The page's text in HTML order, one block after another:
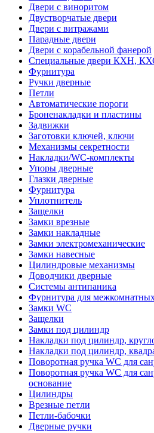
Двери с виноритом
Двустворчатые двери
Двери с витражами
Парадные двери
Двери с корабельной фанерой
Специальные двери КХН,
Фурнитура
Ручки дверные
Петли
Автоматические пороги
Броненакладки и пластины
Задвижки
Заготовки ключей, ключи
Механизмы секретности
Накладки/WC-комплекты
Упоры дверные
Глазки дверные
Фурнитура
Уплотнитель
Защелки
Замки врезные
Замки накладные
Замки электромеханические
Замки навесные
Цилиндровые механизмы
Доводчики дверные
Системы антипаника
Фурнитура для
Замки WC
Защелки
Замки под цилиндр
Накладки под цилиндр,
Накладки под цилиндр,
Поворотная ручка WC для
Поворотная ручка WC для
основание
Цилиндры
Врезные петли
Петли-бабочки
Дверные ручки